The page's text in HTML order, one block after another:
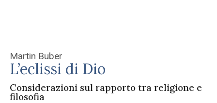
Martin Buber
L’eclissi di Dio
Considerazioni sul rapporto tra religione e
filosofia